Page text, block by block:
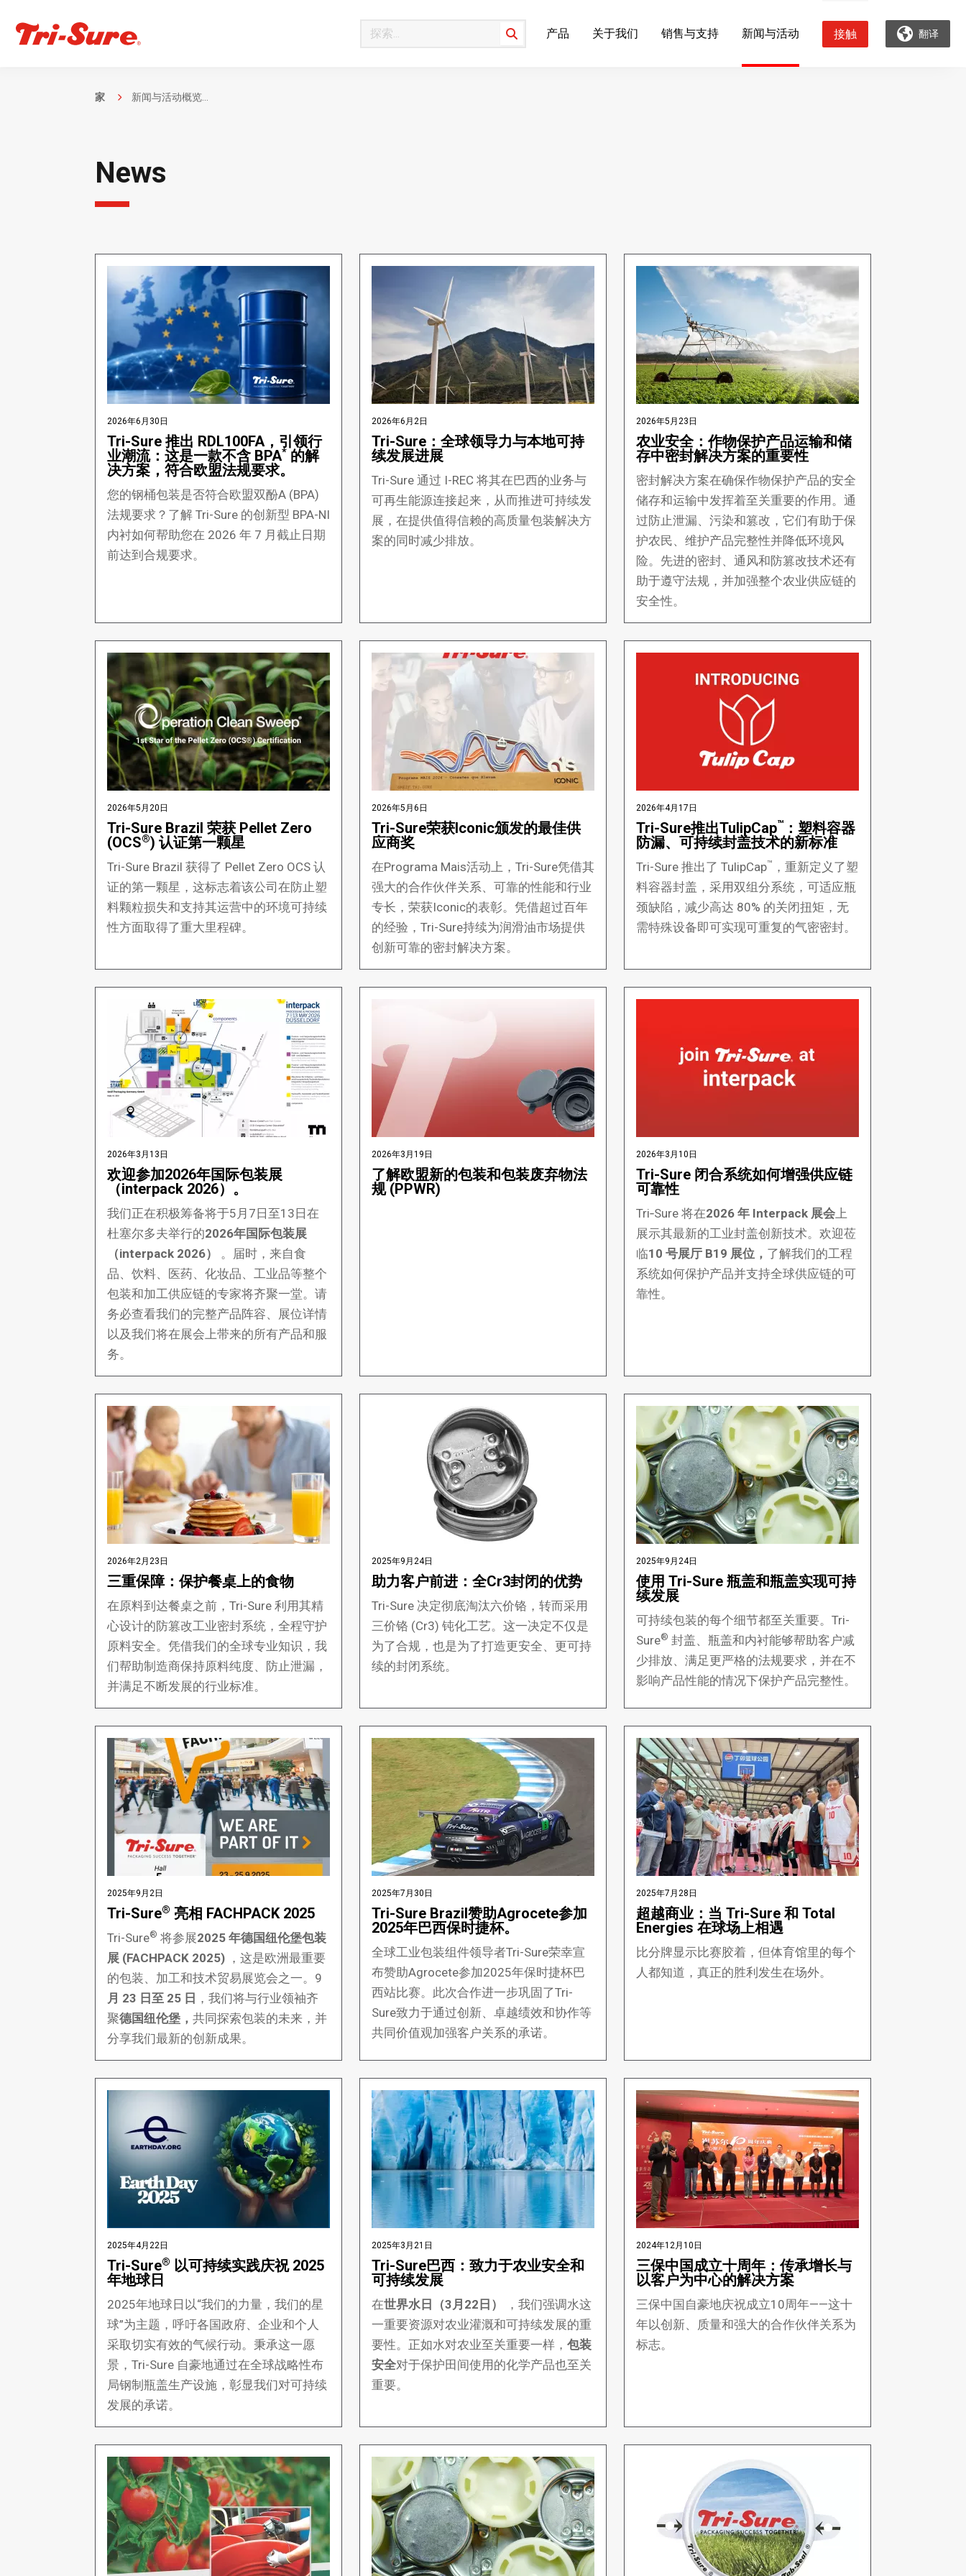
Search 产品 关于我们 销售与支持 新闻与活动 接触 翻译
家 新闻与活动概览...
News
2026年6月30日
Tri-Sure 推出 RDL100FA，引领行
业潮流：这是一款不含 BPA* 的解
决方案，符合欧盟法规要求。
您的钢桶包装是否符合欧盟双酚A (BPA)
法规要求？了解 Tri-Sure 的创新型 BPA-NI
内衬如何帮助您在 2026 年 7 月截止日期
前达到合规要求。
2026年6月2日
Tri-Sure：全球领导力与本地可持
续发展进展
Tri-Sure 通过 I-REC 将其在巴西的业务与
可再生能源连接起来，从而推进可持续发
展，在提供值得信赖的高质量包装解决方
案的同时减少排放。
2026年5月23日
农业安全：作物保护产品运输和储
存中密封解决方案的重要性
密封解决方案在确保作物保护产品的安全
储存和运输中发挥着至关重要的作用。通
过防止泄漏、污染和篡改，它们有助于保
护农民、维护产品完整性并降低环境风
险。先进的密封、通风和防篡改技术还有
助于遵守法规，并加强整个农业供应链的
安全性。
2026年5月20日
Tri-Sure Brazil 荣获 Pellet Zero
(OCS®) 认证第一颗星
Tri-Sure Brazil 获得了 Pellet Zero OCS 认
证的第一颗星，这标志着该公司在防止塑
料颗粒损失和支持其运营中的环境可持续
性方面取得了重大里程碑。
2026年5月6日
Tri-Sure荣获Iconic颁发的最佳供
应商奖
在Programa Mais活动上，Tri-Sure凭借其
强大的合作伙伴关系、可靠的性能和行业
专长，荣获Iconic的表彰。凭借超过百年
的经验，Tri-Sure持续为润滑油市场提供
创新可靠的密封解决方案。
2026年4月17日
Tri-Sure推出TulipCap™ ：塑料容器
防漏、可持续封盖技术的新标准
Tri-Sure 推出了 TulipCap™ ，重新定义了塑
料容器封盖，采用双组分系统，可适应瓶
颈缺陷，减少高达 80% 的关闭扭矩，无
需特殊设备即可实现可重复的气密密封。
2026年3月13日
欢迎参加2026年国际包装展
（interpack 2026）。
我们正在积极筹备将于5月7日至13日在
杜塞尔多夫举行的2026年国际包装展
（interpack 2026）
。届时，来自食
品、饮料、医药、化妆品、工业品等整个
包装和加工供应链的专家将齐聚一堂。请
务必查看我们的完整产品阵容、展位详情
以及我们将在展会上带来的所有产品和服
务。
2026年3月19日
了解欧盟新的包装和包装废弃物法
规 (PPWR)
2026年3月10日
Tri-Sure 闭合系统如何增强供应链
可靠性
Tri‑Sure 将在2026 年 Interpack 展会上
展示其最新的工业封盖创新技术。欢迎莅
临10 号展厅 B19 展位， 了解我们的工程
系统如何保护产品并支持全球供应链的可
靠性。
2026年2月23日
三重保障：保护餐桌上的食物
在原料到达餐桌之前，Tri-Sure 利用其精
心设计的防篡改工业密封系统，全程守护
原料安全。凭借我们的全球专业知识，我
们帮助制造商保持原料纯度、防止泄漏，
并满足不断发展的行业标准。
2025年9月24日
助力客户前进：全Cr3封闭的优势
Tri-Sure 决定彻底淘汰六价铬，转而采用
三价铬 (Cr3) 钝化工艺。这一决定不仅是
为了合规，也是为了打造更安全、更可持
续的封闭系统。
2025年9月24日
使用 Tri-Sure 瓶盖和瓶盖实现可持
续发展
可持续包装的每个细节都至关重要。Tri-
Sure® 封盖、瓶盖和内衬能够帮助客户减
少排放、满足更严格的法规要求，并在不
影响产品性能的情况下保护产品完整性。
2025年9月2日
Tri-Sure® 亮相 FACHPACK 2025
Tri-Sure® 将参展2025 年德国纽伦堡包装
展 (FACHPACK 2025) ，这是欧洲最重要
的包装、加工和技术贸易展览会之一。9
月 23 日至 25 日 ，我们将与行业领袖齐
聚德国纽伦堡， 共同探索包装的未来，并
分享我们最新的创新成果。
2025年7月30日
Tri-Sure Brazil赞助Agrocete参加
2025年巴西保时捷杯。
全球工业包装组件领导者Tri-Sure荣幸宣
布赞助Agrocete参加2025年保时捷杯巴
西站比赛。此次合作进一步巩固了Tri-
Sure致力于通过创新、卓越绩效和协作等
共同价值观加强客户关系的承诺。
2025年7月28日
超越商业：当 Tri-Sure 和 Total
Energies 在球场上相遇
比分牌显示比赛胶着，但体育馆里的每个
人都知道，真正的胜利发生在场外。
2025年4月22日
Tri-Sure® 以可持续实践庆祝 2025
年地球日
2025年地球日以“我们的力量，我们的星
球”为主题，呼吁各国政府、企业和个人
采取切实有效的气候行动。秉承这一愿
景，Tri-Sure 自豪地通过在全球战略性布
局钢制瓶盖生产设施，彰显我们对可持续
发展的承诺。
2025年3月21日
Tri-Sure巴西：致力于农业安全和
可持续发展
在世界水日（3月22日）
，我们强调水这
一重要资源对农业灌溉和可持续发展的重
要性。正如水对农业至关重要一样， 包装
安全对于保护田间使用的化学产品也至关
重要。
2024年12月10日
三保中国成立十周年：传承增长与
以客户为中心的解决方案
三保中国自豪地庆祝成立10周年——这十
年以创新、质量和强大的合作伙伴关系为
标志。